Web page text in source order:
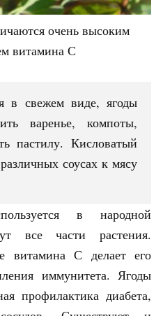
очень высоким
витамина С
в свежем виде, ягоды
варенье, компоты,
пастилу. Кисловатый
соусах к мясу
в народной
все части растения.
витамина С делает его
иммунитета. Ягоды
профилактика диабета,